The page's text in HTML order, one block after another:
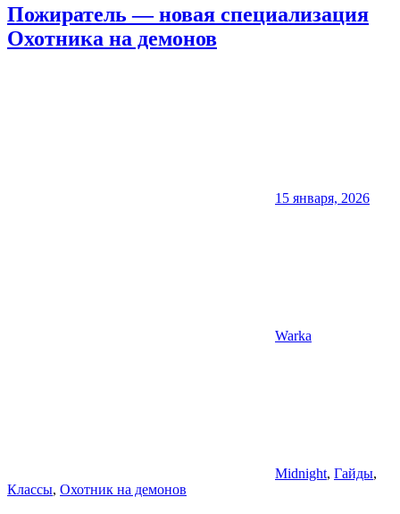
Пожиратель ­— новая специализация
Охотника на демонов
15 января, 2026
Warka
Midnight, Гайды,
Классы, Охотник на демонов